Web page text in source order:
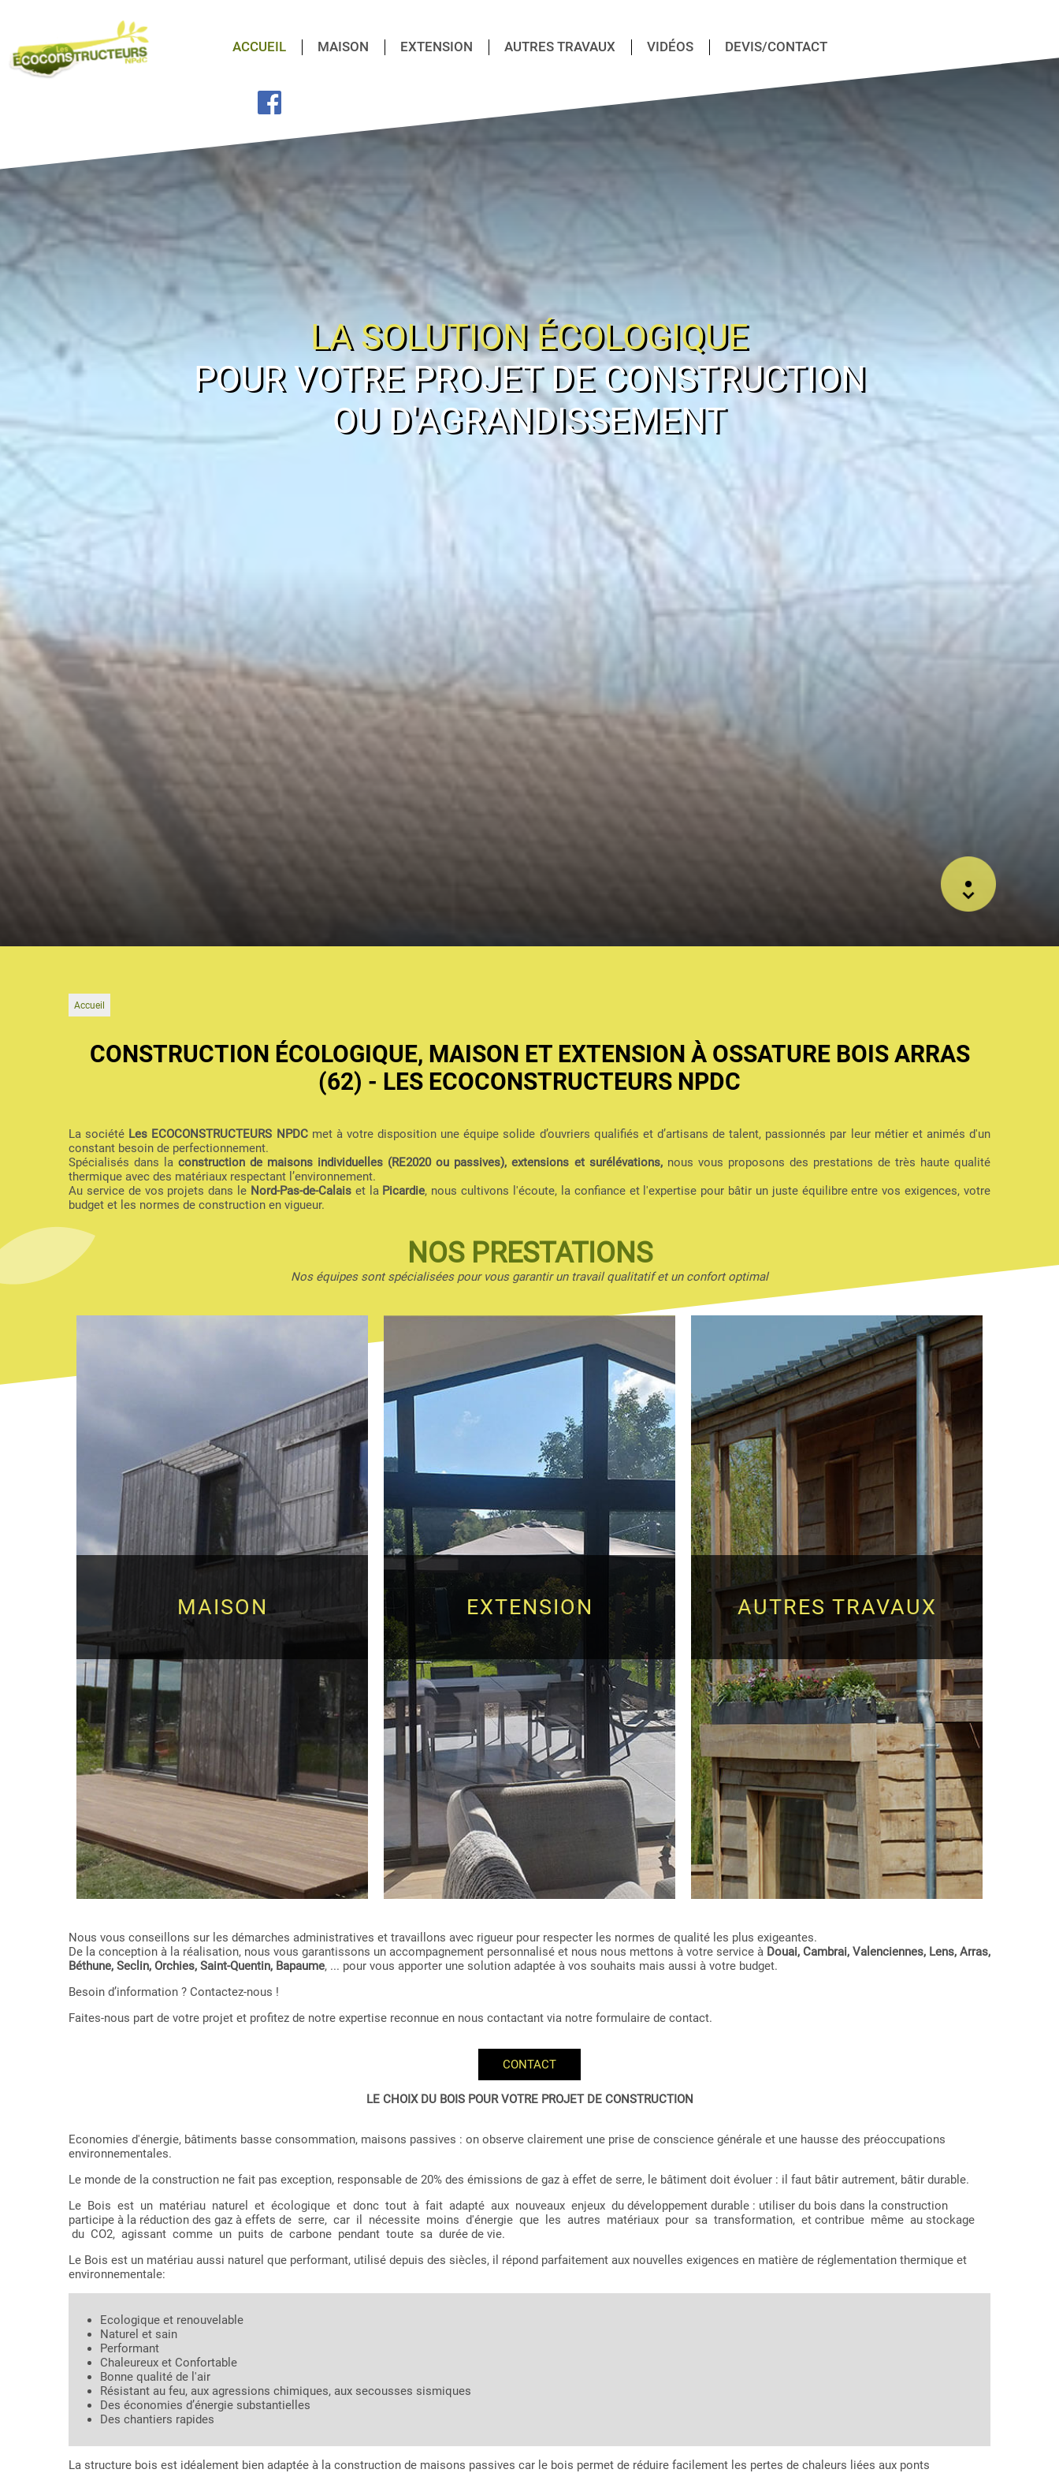
ACCUEIL MAISON EXTENSION AUTRES TRAVAUX VIDÉOS DEVIS/CONTACT
LA SOLUTION ÉCOLOGIQUE
POUR VOTRE PROJET DE CONSTRUCTION
OU D'AGRANDISSEMENT
Accueil
CONSTRUCTION ÉCOLOGIQUE, MAISON ET EXTENSION À OSSATURE BOIS ARRAS
(62) - LES ECOCONSTRUCTEURS NPDC
La société Les ECOCONSTRUCTEURS NPDCmet à votre disposition une équipe solide d’ouvriers qualifiés et d’artisans de talent, passionnés par leur métier et animés d'un
constant besoin de perfectionnement.
Spécialisés dans la construction de maisons individuelles (RE2020 ou passives), extensions et surélévations,nous vous proposons des prestations de très haute qualité
thermique avec des matériaux respectant l’environnement.
Au service de vos projets dans le Nord-Pas-de-Calaiset la Picardie, nous cultivons l'écoute, la confiance et l'expertise pour bâtir un juste équilibre entre vos exigences, votre
budget et les normes de construction en vigueur.
NOS PRESTATIONS
Nos équipes sont spécialisées pour vous garantir un travail qualitatif et un confort optimal
MAISON EXTENSION AUTRES TRAVAUX
Nous vous conseillons sur les démarches administratives et travaillons avec rigueur pour respecter les normes de qualité les plus exigeantes.
De la conception à la réalisation, nous vous garantissons un accompagnement personnalisé et nous nous mettons à votre service à Douai, Cambrai, Valenciennes, Lens, Arras,
Béthune, Seclin, Orchies, Saint-Quentin, Bapaume, ... pour vous apporter une solution adaptée à vos souhaits mais aussi à votre budget.
Besoin d’information ? Contactez-nous !
Faites-nous part de votre projet et profitez de notre expertise reconnue en nous contactant via notre formulaire de contact.
CONTACT
LE CHOIX DU BOIS POUR VOTRE PROJET DE CONSTRUCTION
Economies d'énergie, bâtiments basse consommation, maisons passives : on observe clairement une prise de conscience générale et une hausse des préoccupations
environnementales.
Le monde de la construction ne fait pas exception, responsable de 20% des émissions de gaz à effet de serre, le bâtiment doit évoluer : il faut bâtir autrement, bâtir durable.
Le Bois est un matériau naturel et écologique et donc tout à fait adapté aux nouveaux enjeux du développement durable : utiliser du bois dans la construction
participe à la réduction des gaz à effets de serre, car il nécessite moins d'énergie que les autres matériaux pour sa transformation, et contribue même au stockage
du CO2, agissant comme un puits de carbone pendant toute sa durée de vie.
Le Bois est un matériau aussi naturel que performant, utilisé depuis des siècles, il répond parfaitement aux nouvelles exigences en matière de réglementation thermique et
environnementale:
Ecologique et renouvelable
Naturel et sain
Performant
Chaleureux et Confortable
Bonne qualité de l'air
Résistant au feu, aux agressions chimiques, aux secousses sismiques
Des économies d’énergie substantielles
Des chantiers rapides
La structure bois est idéalement bien adaptée à la construction de maisons passives car le bois permet de réduire facilement les pertes de chaleurs liées aux ponts